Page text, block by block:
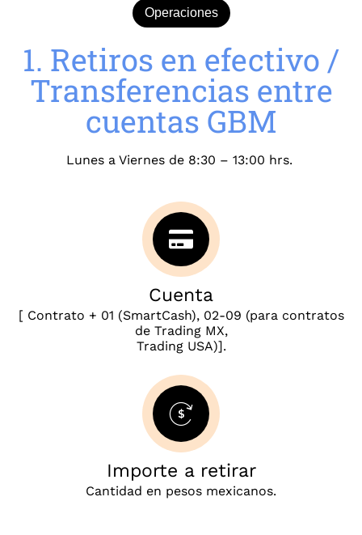
Operaciones
1. Retiros en efectivo /
Transferencias entre
cuentas GBM
Lunes a Viernes de 8:30 – 13:00 hrs.
Cuenta
[ Contrato + 01 (SmartCash), 02-09 (para contratos
de Trading MX,
Trading USA)].
Importe a retirar
Cantidad en pesos mexicanos.